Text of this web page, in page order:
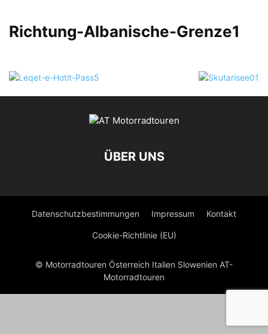
Richtung-Albanische-Grenze1
ÜBER UNS
Datenschutzbestimmungen Impressum Kontakt
Cookie-Richtlinie (EU)
© Motorradtouren Österreich Italien Slowenien AT-
Motorradtouren